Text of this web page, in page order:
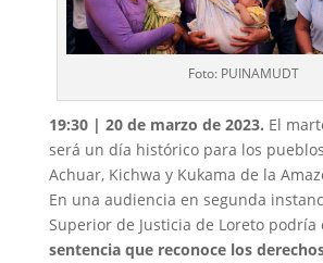
Foto: PUINAMUDT
19:30 | 20 de marzo de 2023. El
será un día histórico para los
Achuar, Kichwa y Kukama de la
En una audiencia en segunda
Superior de Justicia de Loreto podría
sentencia que reconoce los